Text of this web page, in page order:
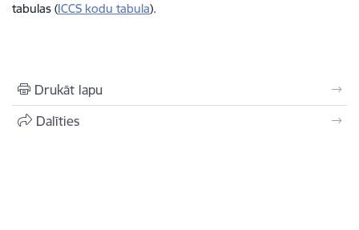
tabulas (ICCS kodu tabula).
Drukāt lapu
Dalīties